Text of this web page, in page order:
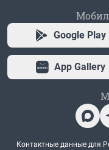
Google Play
App Gallery
Контактные данные для